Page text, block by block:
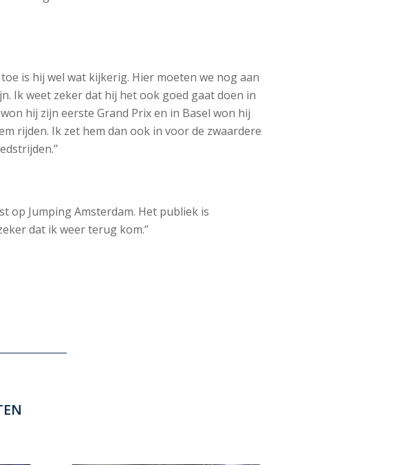
is hij wel wat kijkerig. Hier moeten we nog aan
Ik weet zeker dat hij het ook goed gaat doen in
hij zijn eerste Grand Prix en in Basel won hij
rijden. Ik zet hem dan ook in voor de zwaardere
op Jumping Amsterdam. Het publiek is
dat ik weer terug kom.’’